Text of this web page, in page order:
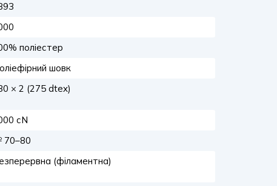
поліестер
шовк
× 2 (275 dtex)
сN
(філаментна)